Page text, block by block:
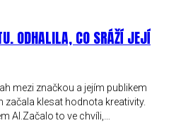
ODHALILA, CO SRÁŽÍ JEJÍ
mezi značkou a jejím publikem
začala klesat hodnota kreativity.
AI.Začalo to ve chvíli,…